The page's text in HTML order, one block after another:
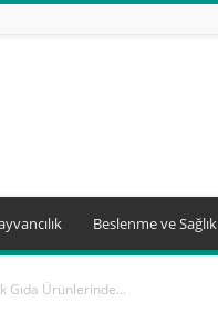
Beslenme ve Sağlık
Gıda Ürünlerinde...